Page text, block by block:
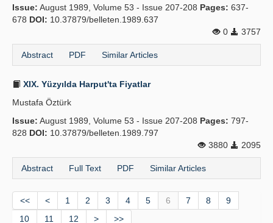
Issue: August 1989, Volume 53 - Issue 207-208 Pages: 637-
678 DOI: 10.37879/belleten.1989.637
0
3757
Abstract PDF Similar Articles
XIX. Yüzyılda Harput'ta Fiyatlar
Mustafa Öztürk
Issue: August 1989, Volume 53 - Issue 207-208 Pages: 797-
828 DOI: 10.37879/belleten.1989.797
3880
2095
Abstract Full Text PDF Similar Articles
<< < 1 2 3 4 5 6 7 8
9
10
11 12 > >>